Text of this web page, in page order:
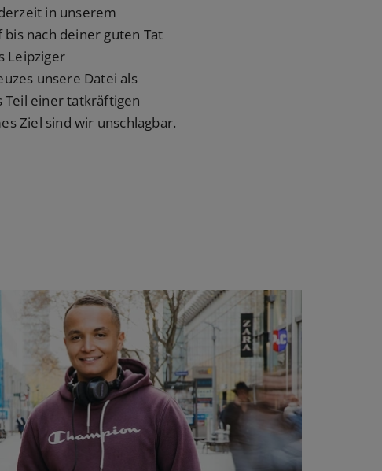
in unserem
nach deiner guten Tat
Leipziger
unsere Datei als
Teil einer tatkräftigen
Ziel sind wir unschlagbar.